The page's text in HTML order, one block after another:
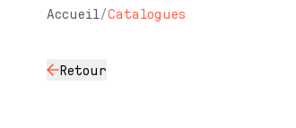
Accueil/Catalogues
Retour